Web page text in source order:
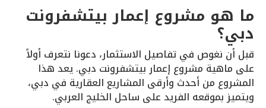
ما هو مشروع إعمار بيتشفرونت
دبي؟
قبل أن نغوص في تفاصيل الاستثمار، دعونا نتعرف أولاً
على ماهية مشروع إعمار بيتشفرونت دبي. يعد هذا
المشروع من أحدث وأرقى المشاريع العقارية في دبي،
ويتميز بموقعه الفريد على ساحل الخليج العربي.